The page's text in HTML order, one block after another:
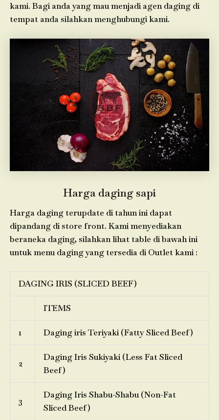
kami. Bagi anda yang mau menjadi agen daging di
tempat anda silahkan menghubungi kami.
Harga daging sapi
Harga daging terupdate di tahun ini dapat
dipandang di store front. Kami menyediakan
beraneka daging, silahkan lihat table di bawah ini
untuk menu daging yang tersedia di Outlet kami :
DAGING IRIS (SLICED BEEF)
ITEMS
1 Daging iris Teriyaki (Fatty Sliced Beef)
2
Daging Iris Sukiyaki (Less Fat Sliced
Beef)
3
Daging Iris Shabu-Shabu (Non-Fat
Sliced Beef)